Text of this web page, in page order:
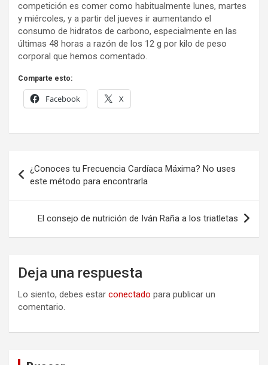
competición es comer como habitualmente lunes, martes
y miércoles, y a partir del jueves ir aumentando el
consumo de hidratos de carbono, especialmente en las
últimas 48 horas a razón de los 12 g por kilo de peso
corporal que hemos comentado.
Comparte esto:
Facebook X
de
entradas
¿Conoces tu Frecuencia Cardíaca Máxima? No uses
este método para encontrarla
El consejo de nutrición de Iván Raña a los triatletas
Deja una respuesta
Lo siento, debes estar conectado para publicar un
comentario.